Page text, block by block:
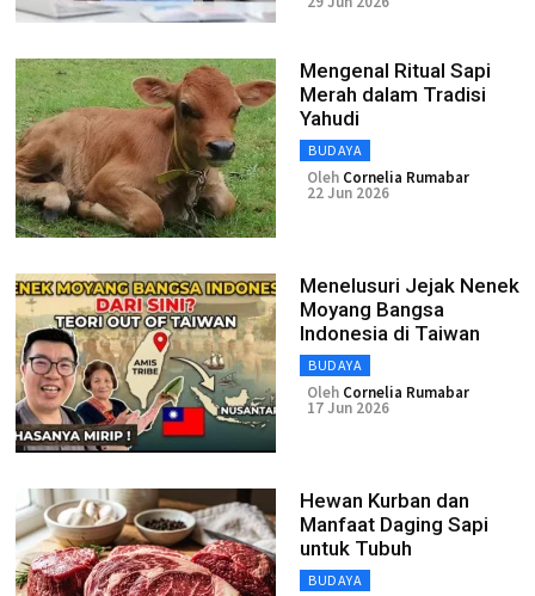
Mengenal Ritual Sapi
Merah dalam Tradisi
Yahudi
BUDAYA
Oleh Cornelia Rumabar
22 Jun 2026
Menelusuri Jejak Nenek
Moyang Bangsa
Indonesia di Taiwan
BUDAYA
Oleh Cornelia Rumabar
17 Jun 2026
Hewan Kurban dan
Manfaat Daging Sapi
untuk Tubuh
BUDAYA